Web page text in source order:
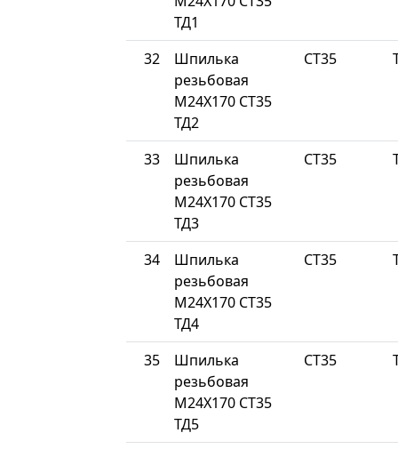
ТД1
32
Шпилька
резьбовая
М24Х170 СТ35
ТД2
СТ35
33
Шпилька
резьбовая
М24Х170 СТ35
ТД3
СТ35
34
Шпилька
резьбовая
М24Х170 СТ35
ТД4
СТ35
35
Шпилька
резьбовая
М24Х170 СТ35
ТД5
СТ35